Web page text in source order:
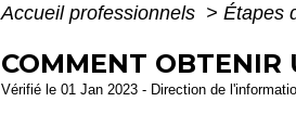
Accueil professionnels > Étapes
COMMENT OBTENIR
Vérifié le 01 Jan 2023 - Direction de